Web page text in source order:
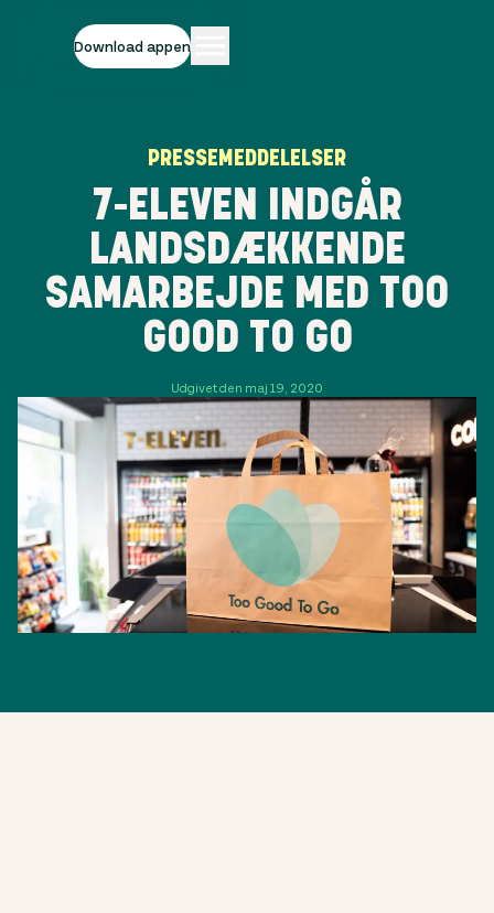
Download appen
PRESSEMEDDELELSER
7-ELEVEN INDGÅR
LANDSDÆKKENDE
SAMARBEJDE MED TOO
GOOD TO GO
Udgivet den maj 19, 2020